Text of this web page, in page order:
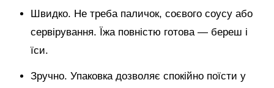
Швидко. Не треба паличок, соєвого соусу або
сервірування. Їжа повністю готова — береш і
їси.
Зручно. Упаковка дозволяє спокійно поїсти у